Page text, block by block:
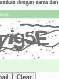
dengan nama